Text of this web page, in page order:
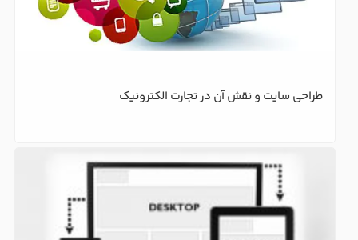
طراحی سایت و نقش آن در تجارت الکترونیک